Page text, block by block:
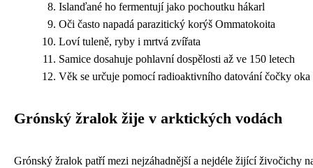
Islanďané ho fermentují jako pochoutku hákarl
Oči často napadá parazitický korýš Ommatokoita
Loví tuleně, ryby i mrtvá zvířata
Samice dosahuje pohlavní dospělosti až ve 150 letech
Věk se určuje pomocí radioaktivního datování čočky oka
Grónský žralok žije v arktických vodách
Grónský žralok patří mezi nejzáhadnější a nejdéle žijící živočichy